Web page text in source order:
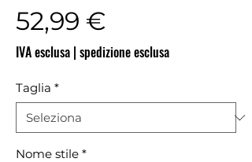
52,99 €
IVA esclusa | spedizione esclusa
Taglia *
Nome stile *